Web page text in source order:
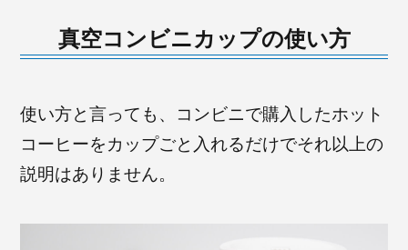
真空コンビニカップの使い方
使い方と言っても、コンビニで購入したホット
コーヒーをカップごと入れるだけでそれ以上の
説明はありません。